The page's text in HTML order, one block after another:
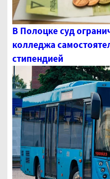
В Полоцке суд
колледжа
стипендией